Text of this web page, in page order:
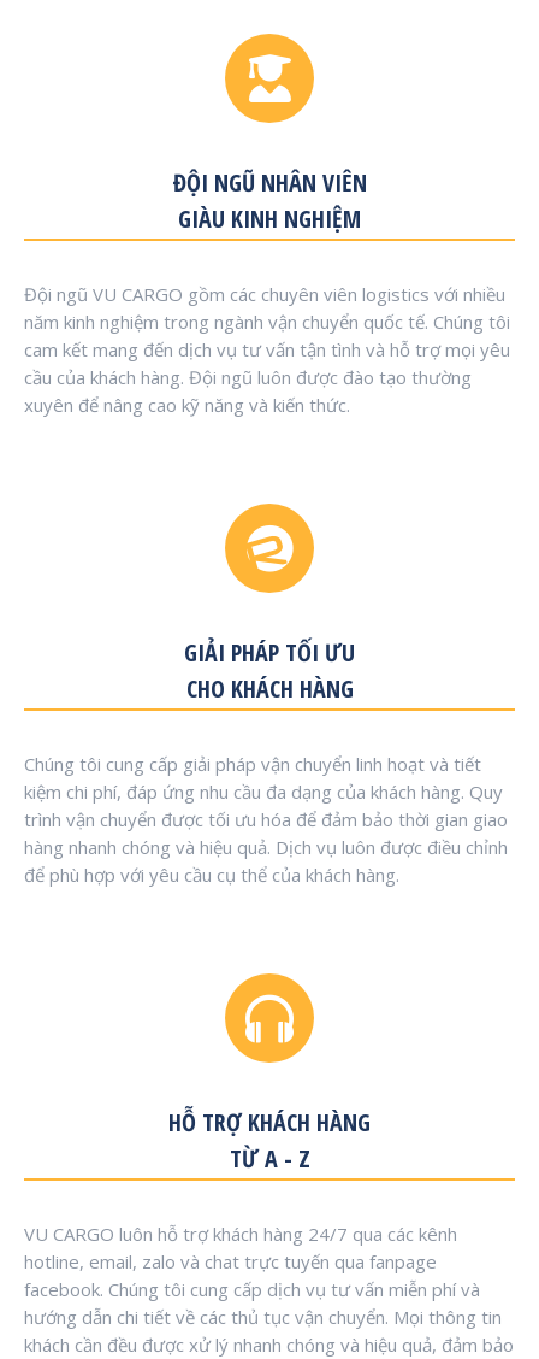
ĐỘI NGŨ NHÂN VIÊN
GIÀU KINH NGHIỆM
Đội ngũ VU CARGO gồm các chuyên viên logistics với nhiều
năm kinh nghiệm trong ngành vận chuyển quốc tế. Chúng tôi
cam kết mang đến dịch vụ tư vấn tận tình và hỗ trợ mọi yêu
cầu của khách hàng. Đội ngũ luôn được đào tạo thường
xuyên để nâng cao kỹ năng và kiến thức.
GIẢI PHÁP TỐI ƯU
CHO KHÁCH HÀNG
Chúng tôi cung cấp giải pháp vận chuyển linh hoạt và tiết
kiệm chi phí, đáp ứng nhu cầu đa dạng của khách hàng. Quy
trình vận chuyển được tối ưu hóa để đảm bảo thời gian giao
hàng nhanh chóng và hiệu quả. Dịch vụ luôn được điều chỉnh
để phù hợp với yêu cầu cụ thể của khách hàng.
HỖ TRỢ KHÁCH HÀNG
TỪ A - Z
VU CARGO luôn hỗ trợ khách hàng 24/7 qua các kênh
hotline, email, zalo và chat trực tuyến qua fanpage
facebook. Chúng tôi cung cấp dịch vụ tư vấn miễn phí và
hướng dẫn chi tiết về các thủ tục vận chuyển. Mọi thông tin
khách cần đều được xử lý nhanh chóng và hiệu quả, đảm bảo